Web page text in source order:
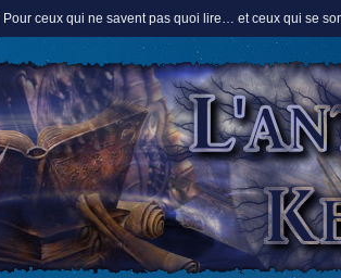
| Pour ceux qui ne savent pas quoi lire… et ceux qui se